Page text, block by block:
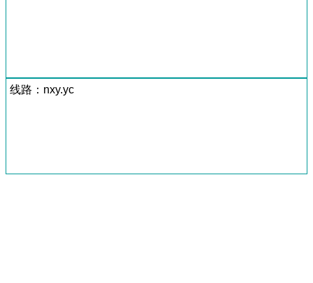
线路：nxy.yc